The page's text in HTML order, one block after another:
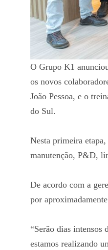
O Grupo K1
os novos
João Pessoa, e o
do Sul.
Nesta primeira
manutenção, P&D,
De acordo com a
por
“Serão dias intensos
estamos realizando